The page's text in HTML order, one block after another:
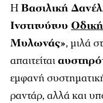
ΗΒασιλική
Ινστιτούτου
Μυλωνάς», μιλά
απαιτείται
εμφανή
ραντάρ, αλλά και